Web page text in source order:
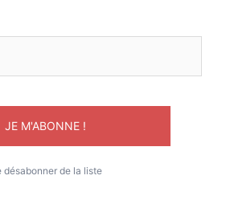
désabonner de la liste